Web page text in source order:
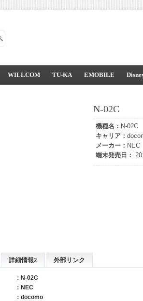
WILLCOM TU-KA EMOBILE
N-02C
機種名： N-02C
キャリア：
メーカー： NEC
端末発売日：
詳細情報2 外部リンク
：N-02C
： NEC
： docomo